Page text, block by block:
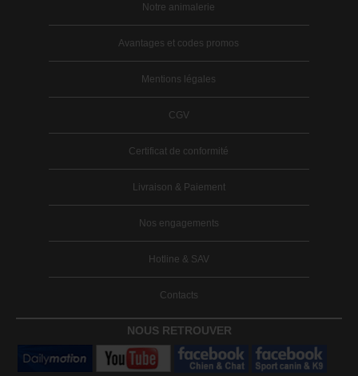
Notre animalerie
Avantages et codes promos
Mentions légales
CGV
Certificat de conformité
Livraison & Paiement
Nos engagements
Hotline & SAV
Contacts
NOUS RETROUVER